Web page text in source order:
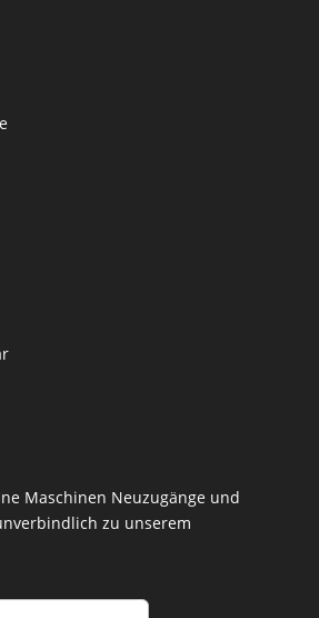
Maschinen Neuzugänge und
zu unserem